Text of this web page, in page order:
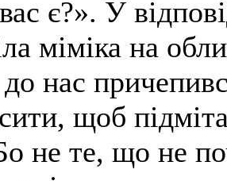
є?». У
міміка на
до нас
щоб
не те, що не